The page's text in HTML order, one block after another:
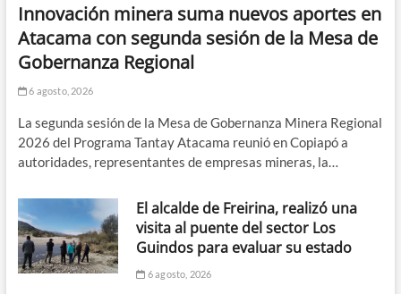
Innovación minera suma nuevos aportes en
Atacama con segunda sesión de la Mesa de
Gobernanza Regional
6 agosto, 2026
La segunda sesión de la Mesa de Gobernanza Minera Regional
2026 del Programa Tantay Atacama reunió en Copiapó a
autoridades, representantes de empresas mineras, la…
El alcalde de Freirina, realizó una
visita al puente del sector Los
Guindos para evaluar su estado
6 agosto, 2026